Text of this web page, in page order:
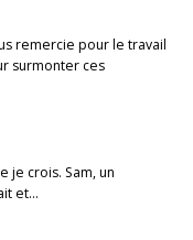
remercie pour le travail
surmonter ces
je crois. Sam, un
et…